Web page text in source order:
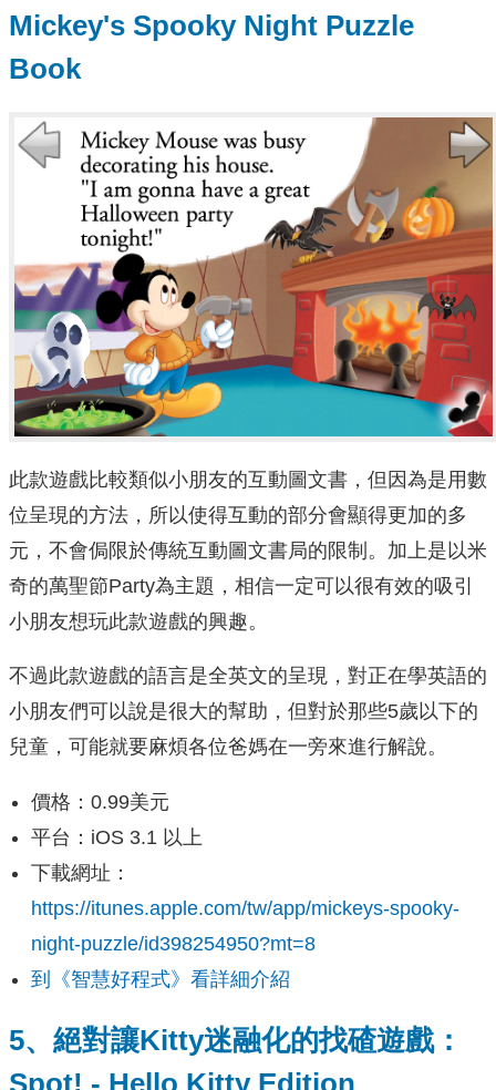
Mickey's Spooky Night Puzzle
Book
此款遊戲比較類似小朋友的互動圖文書，但因為是用數
位呈現的方法，所以使得互動的部分會顯得更加的多
元，不會侷限於傳統互動圖文書局的限制。加上是以米
奇的萬聖節Party為主題，相信一定可以很有效的吸引
小朋友想玩此款遊戲的興趣。
不過此款遊戲的語言是全英文的呈現，對正在學英語的
小朋友們可以說是很大的幫助，但對於那些5歲以下的
兒童，可能就要麻煩各位爸媽在一旁來進行解說。
價格：0.99美元
平台：iOS 3.1 以上
下載網址：
https://itunes.apple.com/tw/app/mickeys-spooky-
night-puzzle/id398254950?mt=8
到《智慧好程式》看詳細介紹
5、絕對讓Kitty迷融化的找碴遊戲：
Spot! - Hello Kitty Edition